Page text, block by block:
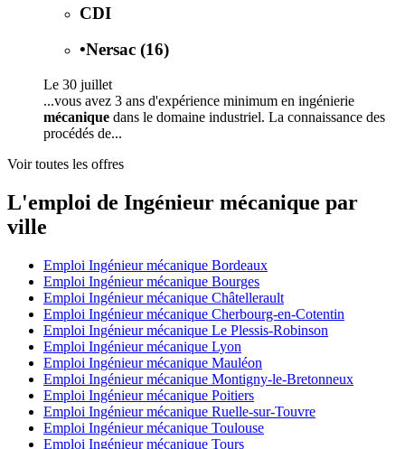
CDI
•Nersac (16)
Le 30 juillet
...vous avez 3 ans d'expérience minimum en ingénierie
mécanique dans le domaine industriel. La connaissance des
procédés de...
Voir toutes les offres
L'emploi de Ingénieur mécanique par
ville
Emploi Ingénieur mécanique Bordeaux
Emploi Ingénieur mécanique Bourges
Emploi Ingénieur mécanique Châtellerault
Emploi Ingénieur mécanique Cherbourg-en-Cotentin
Emploi Ingénieur mécanique Le Plessis-Robinson
Emploi Ingénieur mécanique Lyon
Emploi Ingénieur mécanique Mauléon
Emploi Ingénieur mécanique Montigny-le-Bretonneux
Emploi Ingénieur mécanique Poitiers
Emploi Ingénieur mécanique Ruelle-sur-Touvre
Emploi Ingénieur mécanique Toulouse
Emploi Ingénieur mécanique Tours